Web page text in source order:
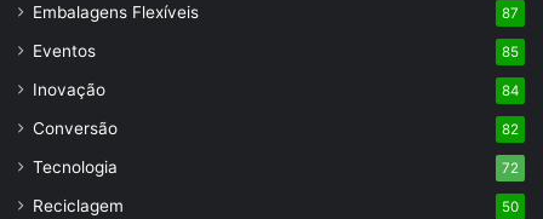
Embalagens Flexíveis 87
Eventos 85
Inovação 84
Conversão 82
Tecnologia 72
Reciclagem 50